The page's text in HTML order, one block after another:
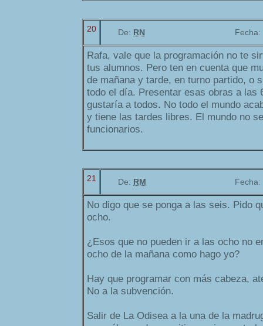
20 De: RN Fecha:
Rafa, vale que la programación no te
tus alumnos. Pero ten en cuenta que
de mañana y tarde, en turno partido, o
todo el día. Presentar esas obras a las
gustaría a todos. No todo el mundo
y tiene las tardes libres. El mundo no
funcionarios.
21 De: RM Fecha:
No digo que se ponga a las seis. Pido
ocho.
¿Esos que no pueden ir a las ocho no
ocho de la mañana como hago yo?
Hay que programar con más cabeza,
No a la subvención.
Salir de La Odisea a la una de la